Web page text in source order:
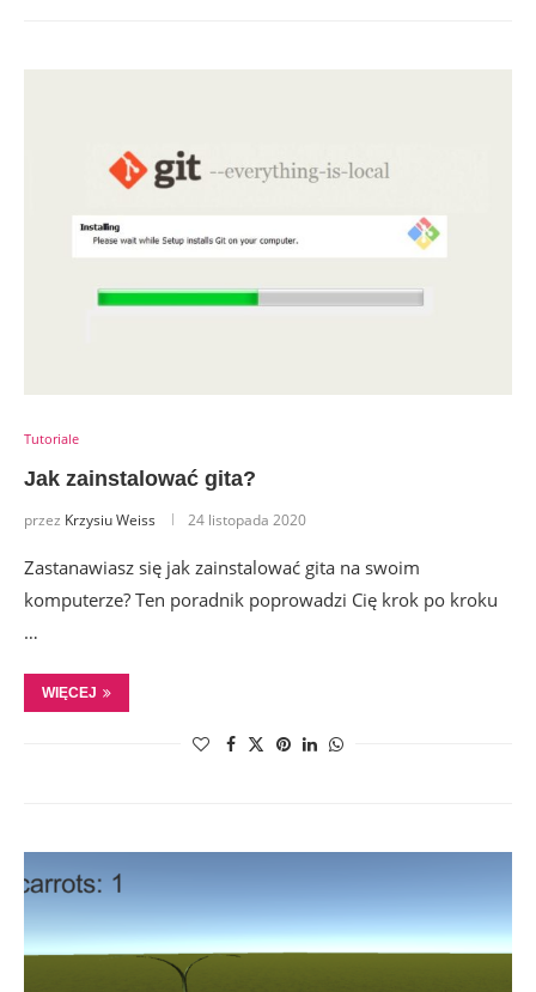
Tutoriale
Jak zainstalować gita?
przez Krzysiu Weiss 24 listopada 2020
Zastanawiasz się jak zainstalować gita na swoim
komputerze? Ten poradnik poprowadzi Cię krok po kroku
…
WIĘCEJ